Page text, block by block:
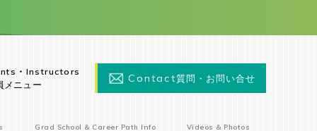
・Instructors
メニュー
Contact質問・お問い合せ
Grad School & Career Path Info Videos & Photos